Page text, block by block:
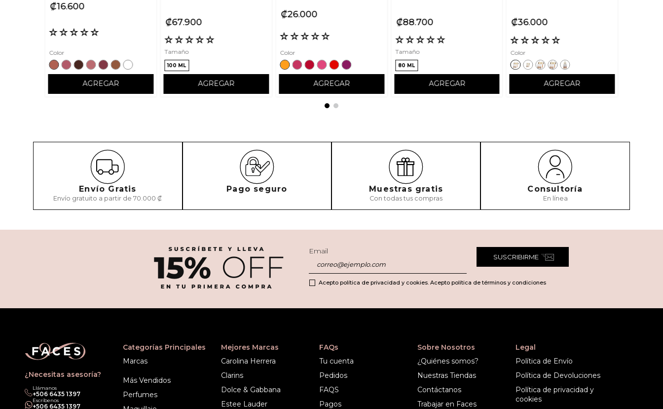
₡16600
☆☆☆☆☆
Color
AGREGAR
₡67900
☆☆☆☆☆
Tamaño
100 ML
AGREGAR
₡26000
☆☆☆☆☆
Color
AGREGAR
₡88700
☆☆☆☆☆
Tamaño
80 ML
AGREGAR
₡36000
☆☆☆☆☆
Color
AGREGAR
Envío Gratis
Envío gratuito a partir de 70.000 ₡
Pago seguro Muestras gratis
Con todas tus compras
Consultoría
En línea
Email
SUSCRIBIRME
Acepto política de privacidad y cookies. Acepto política de términos y condiciones
¿Necesitas asesoría?
Llámanos
+506 6435 1397
Escríbenos
+506 6435 1397
Categorías Principales
Marcas
Más Vendidos
Perfumes
Mejores Marcas
Carolina Herrera
Clarins
Dolce & Gabbana
Estee Lauder
FAQs
Tu cuenta
Pedidos
FAQS
Pagos
Sobre Nosotros
¿Quiénes somos?
Nuestras Tiendas
Contáctanos
Trabajar en Faces
Legal
Política de Envío
Política de Devoluciones
Política de privacidad y
cookies